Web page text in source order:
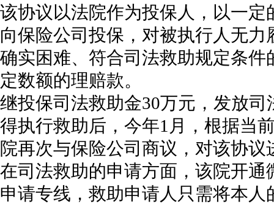
该协议以法院作为投保人，以一
向保险公司投保，对被执行人无
确实困难、符合司法救助规定条
定数额的理赔款。
继投保司法救助金30万元，发放司
得执行救助后，今年1月，根据当
院再次与保险公司商议，对该协议
在司法救助的申请方面，该院开
申请专线，救助申请人只需将本